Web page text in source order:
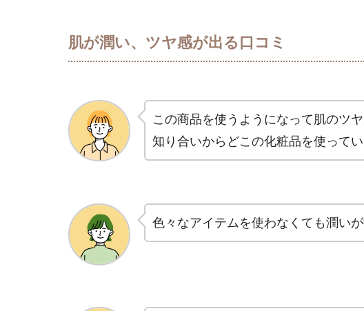
肌が潤い、ツヤ感が出る口コミ
この商品を使うようになって肌のツ
知り合いからどこの化粧品を使って
色々なアイテムを使わなくても潤い